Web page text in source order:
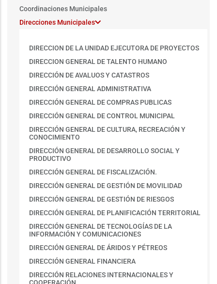
Coordinaciones Municipales
Direcciones Municipales
DIRECCION DE LA UNIDAD EJECUTORA DE PROYECTOS
DIRECCION GENERAL DE TALENTO HUMANO
DIRECCIÓN DE AVALUOS Y CATASTROS
DIRECCIÓN GENERAL ADMINISTRATIVA
DIRECCIÓN GENERAL DE COMPRAS PUBLICAS
DIRECCIÓN GENERAL DE CONTROL MUNICIPAL
DIRECCIÓN GENERAL DE CULTURA, RECREACIÓN Y
CONOCIMIENTO
DIRECCIÓN GENERAL DE DESARROLLO SOCIAL Y
PRODUCTIVO
DIRECCIÓN GENERAL DE FISCALIZACIÓN.
DIRECCIÓN GENERAL DE GESTIÓN DE MOVILIDAD
DIRECCIÓN GENERAL DE GESTIÓN DE RIESGOS
DIRECCIÓN GENERAL DE PLANIFICACIÓN TERRITORIAL
DIRECCIÓN GENERAL DE TECNOLOGÍAS DE LA
INFORMACIÓN Y COMUNICACIONES
DIRECCIÓN GENERAL DE ÁRIDOS Y PÉTREOS
DIRECCIÓN GENERAL FINANCIERA
DIRECCIÓN RELACIONES INTERNACIONALES Y